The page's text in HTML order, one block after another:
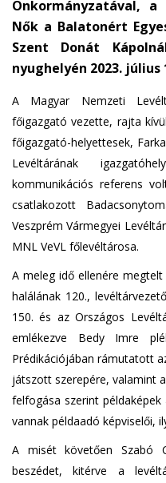
-
m
i
l
)
Önkormányzatával,
Nők a Balatonért
Szent Donát
nyughelyén 2023. július
A Magyar Nemzeti
főigazgató vezette, rajta
főigazgató-helyettesek,
Levéltárának
kommunikációs referens
csatlakozott
Veszprém Vármegyei
MNL VeVL főlevéltárosa.
A meleg idő ellenére
halálának 120.,
150. és az Országos
emlékezve Bedy Imre
Prédikációjában rámutatott
játszott szerepére, valamint
felfogása szerint
vannak példaadó képviselői,
A misét követően Szabó
beszédet, kitérve a